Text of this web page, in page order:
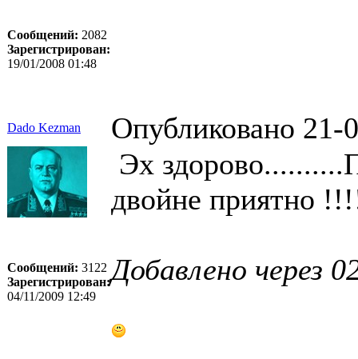
Сообщений: 2082
Зарегистрирован:
19/01/2008 01:48
Dado Kezman Опубликовано 21-
Сообщений: 3122
Зарегистрирован:
04/11/2009 12:49
Эх
двойне приятно
Добавлено через